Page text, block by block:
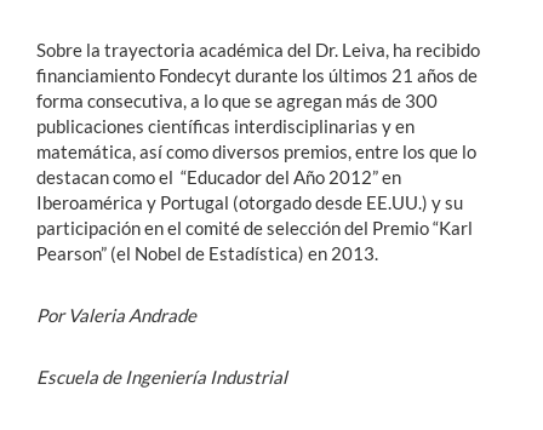
Sobre la trayectoria académica del Dr. Leiva, ha recibido
financiamiento Fondecyt durante los últimos 21 años de
forma consecutiva, a lo que se agregan más de 300
publicaciones científicas interdisciplinarias y en
matemática, así como diversos premios, entre los que lo
destacan como el “Educador del Año 2012” en
Iberoamérica y Portugal (otorgado desde EE.UU.) y su
participación en el comité de selección del Premio “Karl
Pearson” (el Nobel de Estadística) en 2013.
Por Valeria Andrade
Escuela de Ingeniería Industrial